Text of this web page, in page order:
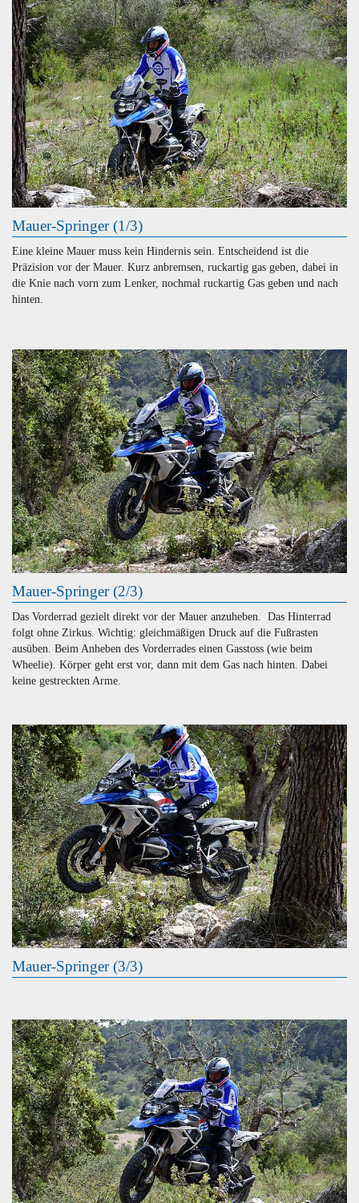
Mauer-Springer (1/3)
Eine kleine Mauer muss kein Hindernis sein. Entscheidend ist die
Präzision vor der Mauer. Kurz anbremsen, ruckartig gas geben, dabei in
die Knie nach vorn zum Lenker, nochmal ruckartig Gas geben und nach
hinten.
Mauer-Springer (2/3)
Das Vorderrad gezielt direkt vor der Mauer anzuheben. Das Hinterrad
folgt ohne Zirkus. Wichtig: gleichmäßigen Druck auf die Fußrasten
ausüben. Beim Anheben des Vorderrades einen Gasstoss (wie beim
Wheelie). Körper geht erst vor, dann mit dem Gas nach hinten. Dabei
keine gestreckten Arme.
Mauer-Springer (3/3)